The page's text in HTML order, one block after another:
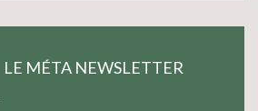
LE MÉTA NEWSLETTER